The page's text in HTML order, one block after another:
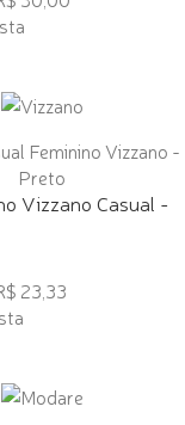
Vizzano Casual -
23,33